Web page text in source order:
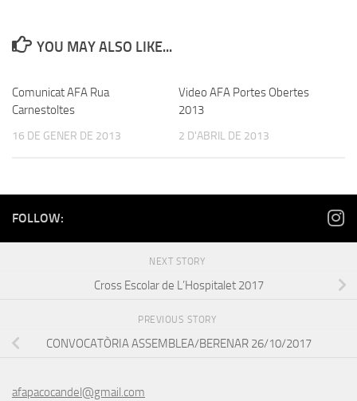
YOU MAY ALSO LIKE...
Comunicat AFA Rua
Carnestoltes
16 DE GENER DE 2013
Video AFA Portes Obertes
2013
2 D'ABRIL DE 2013
FOLLOW:
NEXT STORY
Cross Escolar de L’Hospitalet 2017
PREVIOUS STORY
CONVOCATÒRIA ASSEMBLEA/BERENAR 26/10/2017
afapacocandel@gmail.com